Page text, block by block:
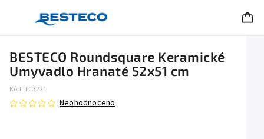
BESTECO Roundsquare Keramické
Umyvadlo Hranaté 52x51 cm
Kód:TC3221
Neohodnoceno